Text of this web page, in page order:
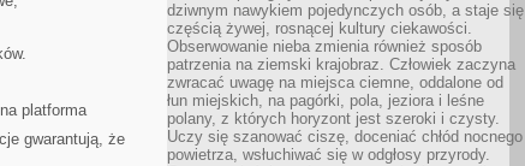
platforma
gwarantują, że
dziwnym nawykiem pojedynczych osób, a staje się
częścią żywej, rosnącej kultury ciekawości.
Obserwowanie nieba zmienia również sposób
patrzenia na ziemski krajobraz. Człowiek zaczyna
zwracać uwagę na miejsca ciemne, oddalone od
łun miejskich, na pagórki, pola, jeziora i leśne
polany, z których horyzont jest szeroki i czysty.
Uczy się szanować ciszę, doceniać chłód nocnego
powietrza, wsłuchiwać się w odgłosy przyrody.